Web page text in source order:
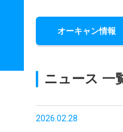
オーキャン情報
ニュース 一
2026.02.28